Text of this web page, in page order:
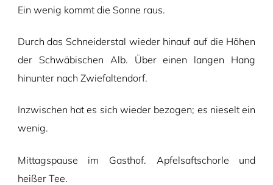
Ein wenig kommt die Sonne raus.
Durch das Schneiderstal wieder hinauf auf die Höhen
der Schwäbischen Alb. Über einen langen Hang
hinunter nach Zwiefaltendorf.
Inzwischen hat es sich wieder bezogen; es nieselt ein
wenig.
Mittagspause im Gasthof. Apfelsaftschorle und
heißer Tee.